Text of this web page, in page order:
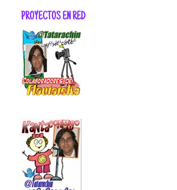
PROYECTOS EN RED